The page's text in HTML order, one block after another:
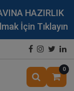
HAZIRLIK
İçin Tıklayın
0